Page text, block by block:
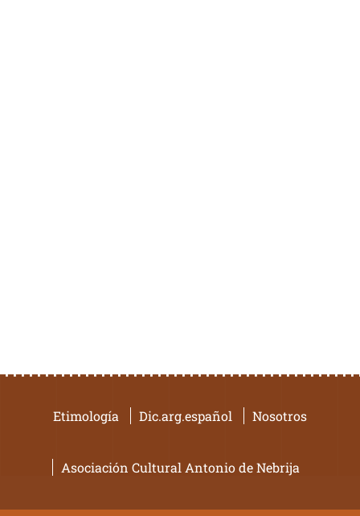
Etimología Dic.arg.español Nosotros
Asociación Cultural Antonio de Nebrija